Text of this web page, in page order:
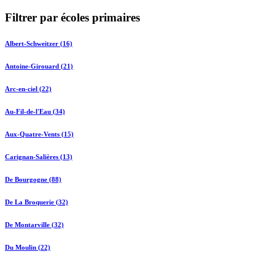
Filtrer par écoles primaires
Albert-Schweitzer (16)
Antoine-Girouard (21)
Arc-en-ciel (22)
Au-Fil-de-l'Eau (34)
Aux-Quatre-Vents (15)
Carignan-Salières (13)
De Bourgogne (88)
De La Broquerie (32)
De Montarville (32)
Du Moulin (22)